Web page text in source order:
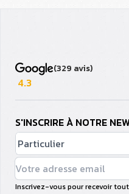
(329 avis)
4.3
S'INSCRIRE À NOTRE
Inscrivez-vous pour recevoir